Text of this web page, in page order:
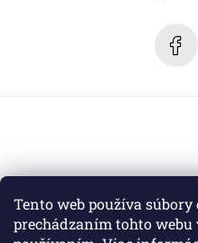
Tento web používa súbory
prechádzaním tohto webu